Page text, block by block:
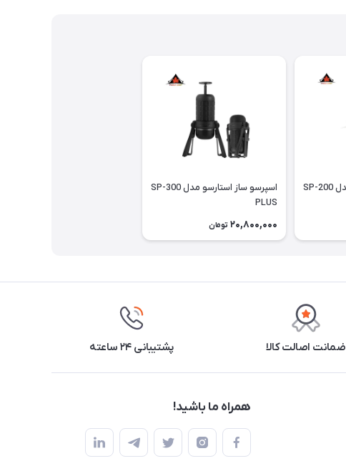
اسپرسو ساز استارسو مدل SP-200
اسپرسو ساز استارسو مدل SP-300
PLUS
20,800,000 تومان
ضمانت اصالت کالا پشتیبانی ۲۴ ساعته
همراه ما باشید!